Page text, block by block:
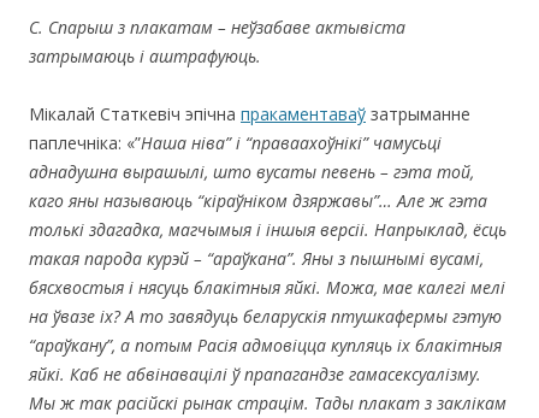
С. Спарыш з плакатам – неўзабаве актывіста
затрымаюць і аштрафуюць.
Мікалай Статкевіч эпічна пракаментаваў затрыманне
паплечніка: «”Наша ніва” і “праваахоўнікі” чамусьці
аднадушна вырашылі, што вусаты певень – гэта той,
каго яны называюць “кіраўніком дзяржавы”… Але ж гэта
толькі здагадка, магчымыя і іншыя версіі. Напрыклад, ёсць
такая парода курэй – “араўкана”. Яны з пышнымі вусамі,
бясхвостыя і нясуць блакітныя яйкі. Можа, мае калегі мелі
на ўвазе іх? А то завядуць беларускія птушкафермы гэтую
“араўкану”, а потым Расія адмовіцца купляць іх блакітныя
яйкі. Каб не абвінавацілі ў прапагандзе гамасексуалізму.
Мы ж так расійскі рынак страцім. Тады плакат з заклікам